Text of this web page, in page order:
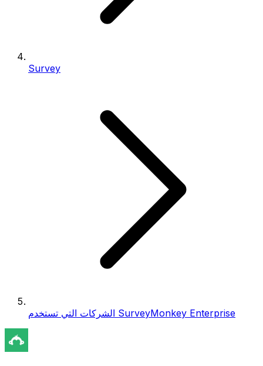
Survey
الشركات التي تستخدم SurveyMonkey Enterprise